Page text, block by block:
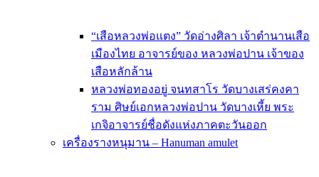
“เสือหลวงพ่อแตง” วัดอ่างศิลา เจ้าตำนานเสือ
เมืองไทย อาจารย์ของ หลวงพ่อปาน เจ้าของ
เสือหลักล้าน
หลวงพ่อทองอยู่ จนทสาโร วัดบางเสร่คงคา
ราม ศิษย์เอกหลวงพ่อปาน วัดบางเหี้ย พระ
เกจิอาจารย์ชื่อดังแห่งภาคตะวันออก
เครื่องรางหนุมาน – Hanuman amulet